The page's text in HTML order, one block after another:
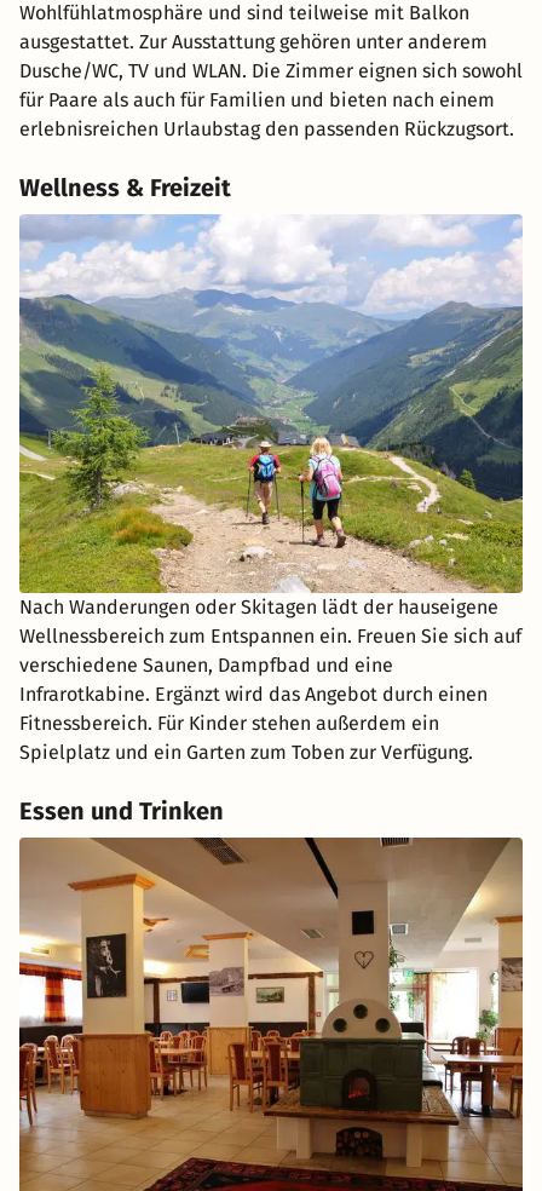
Wohlfühlatmosphäre und sind teilweise mit Balkon
ausgestattet. Zur Ausstattung gehören unter anderem
Dusche/WC, TV und WLAN. Die Zimmer eignen sich sowohl
für Paare als auch für Familien und bieten nach einem
erlebnisreichen Urlaubstag den passenden Rückzugsort.
Wellness & Freizeit
Nach Wanderungen oder Skitagen lädt der hauseigene
Wellnessbereich zum Entspannen ein. Freuen Sie sich auf
verschiedene Saunen, Dampfbad und eine
Infrarotkabine. Ergänzt wird das Angebot durch einen
Fitnessbereich. Für Kinder stehen außerdem ein
Spielplatz und ein Garten zum Toben zur Verfügung.
Essen und Trinken